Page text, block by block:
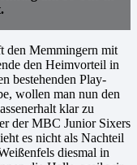
den Memmingern mit
den Heimvorteil in
bestehenden Play-
wollen man nun den
klar zu
der MBC Junior Sixers
es nicht als Nachteil
diesmal in